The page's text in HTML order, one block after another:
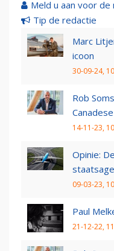
Meld u aan voor
Tip de redactie
Marc
icoon
30-09-24,
Rob
14-11-23,
Opinie:
09-03-23,
Paul
21-12-22,